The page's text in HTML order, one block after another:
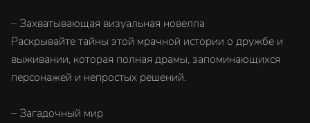
– Захватывающая визуальная новелла
Раскрывайте тайны этой мрачной истории о дружбе и
выживании, которая полная драмы, запоминающихся
персонажей и непростых решений.
– Загадочный мир